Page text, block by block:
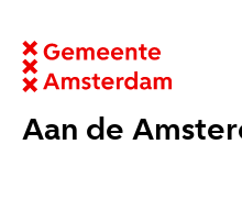
Aan de